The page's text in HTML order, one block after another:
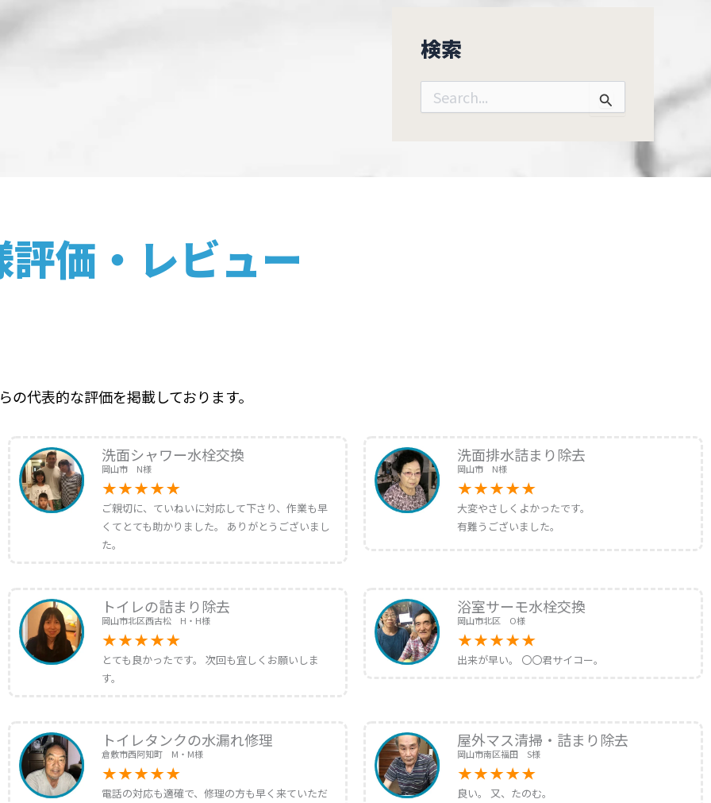
検索
索
価・レビュー
の代表的な評価を掲載しております。
洗面シャワー水栓交換
岡山市 N様
ご親切に、ていねいに対応して下さり、作業も早
くてとても助かりました。 ありがとうございまし
た。
洗面排水詰まり除去
岡山市 N様
大変やさしくよかったです。
有難うございました。
トイレの詰まり除去
岡山市北区西古松 H・H様
とても良かったです。 次回も宜しくお願いしま
す。
浴室サーモ水栓交換
岡山市北区 O様
出来が早い。 〇〇君サイコー。
トイレタンクの水漏れ修理
倉敷市西阿知町 M・M様
電話の対応も適確で、修理の方も早く来ていただ
屋外マス清掃・詰まり除去
岡山市南区福田 S様
良い。 又、たのむ。